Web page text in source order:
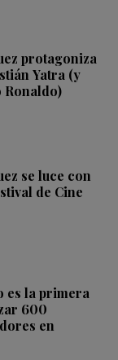
protagoniza
Yatra (y
Ronaldo)
se luce con
de Cine
es la primera
600
en